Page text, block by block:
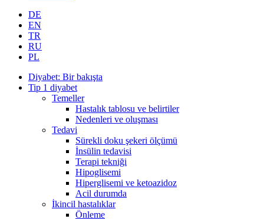
DE
EN
TR
RU
PL
Diyabet: Bir bakışta
Tip 1 diyabet
Temeller
Hastalık tablosu ve belirtiler
Nedenleri ve oluşması
Tedavi
Sürekli doku şekeri ölçümü
İnsülin tedavisi
Terapi tekniği
Hipoglisemi
Hiperglisemi ve ketoazidoz
Acil durumda
İkincil hastalıklar
Önleme